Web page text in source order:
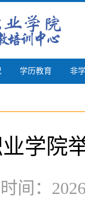
学历教育 非
学院
时间：